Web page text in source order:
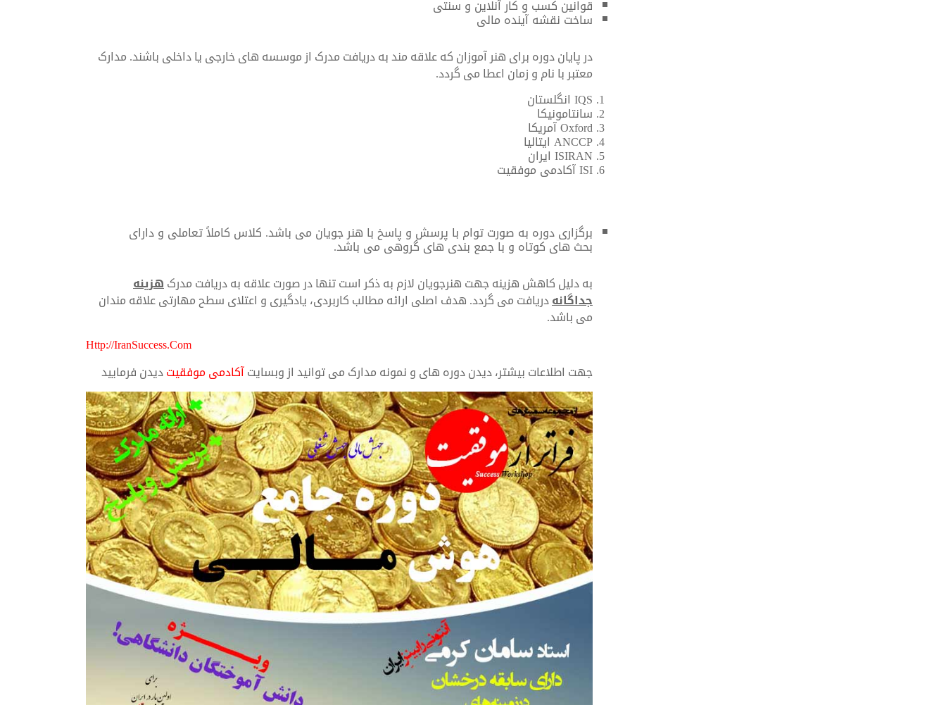
قوانین کسب و کار آنلاین و سنتی
ساخت نقشه آینده مالی
در پایان دوره برای هنر آموزان که علاقه مند به دریافت مدرک از موسسه های خارجی یا داخلی باشند. مدارک
معتبر با نام و زمان اعطا می گردد.
IQS انگلستان
سانتامونیکا
Oxford آمریکا
ANCCP ایتالیا
ISIRAN ایران
ISI آکادمی موفقیت
برگزاری دوره به صورت توام با پرسش و پاسخ با هنر جویان می باشد. کلاس کاملاً تعاملی و دارای
بحث های کوتاه و با جمع بندی های گروهی می باشد.
به دلیل کاهش هزینه جهت هنرجویان لازم به ذکر است تنها در صورت علاقه به دریافت مدرکهزینه
جداگانهدریافت می گردد. هدف اصلی ارائه مطالب کاربردی، یادگیری و اعتلای سطح مهارتی علاقه مندان
می باشد.
Http://IranSuccess.Com
جهت اطلاعات بیشتر، دیدن دوره های و نمونه مدارک می توانید از وبسایتآکادمی موفقیتدیدن فرمایید